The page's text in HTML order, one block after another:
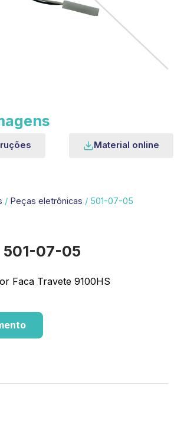
Material online
/ Peças eletrônicas / 501-07-05
501-07-05
Faca Travete 9100HS